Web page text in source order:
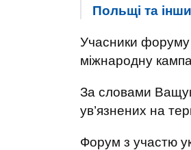
Польщі та
Учасники форуму
міжнародну
За словами
ув’язнених на
Форум з участю